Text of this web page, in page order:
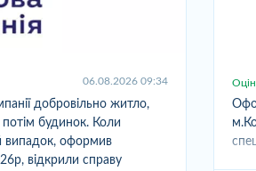
06.08.2026 09:34
добровільно житло,
потім будинок. Коли
випадок, оформив
відкрили справу